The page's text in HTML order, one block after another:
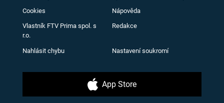
Cookies Nápověda
Vlastník FTV Prima spol. s
r.o.
Redakce
Nahlásit chybu Nastavení soukromí
App Store